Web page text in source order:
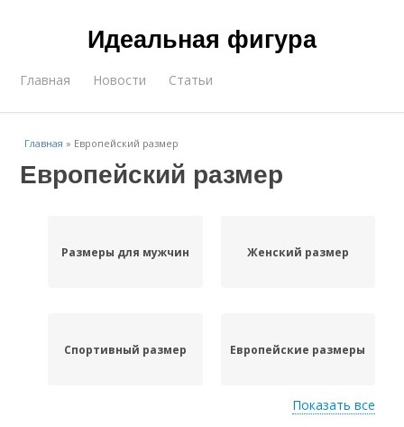
Идеальная фигура
Главная Новости Статьи
Главная » Европейский размер
Европейский размер
Размеры для мужчин Женский размер
Спортивный размер Европейские размеры
Показать все